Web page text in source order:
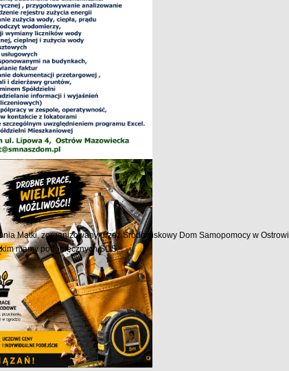
Matki, zorganizowany przez Środowiskowy Dom Samopomocy w Ostrowi
mamy podopiecznych ŚDS...